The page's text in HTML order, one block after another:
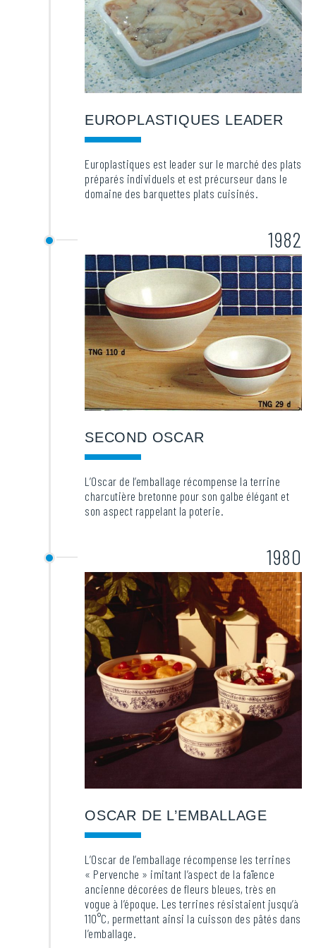
EUROPLASTIQUES LEADER
Europlastiques est leader sur le marché des plats
préparés individuels et est précurseur dans le
domaine des barquettes plats cuisinés.
1982
SECOND OSCAR
L’Oscar de l’emballage récompense la terrine
charcutière bretonne pour son galbe élégant et
son aspect rappelant la poterie.
1980
OSCAR DE L’EMBALLAGE
L’Oscar de l’emballage récompense les terrines
« Pervenche » imitant l’aspect de la faïence
ancienne décorées de fleurs bleues, très en
vogue à l’époque. Les terrines résistaient jusqu’à
110°C, permettant ainsi la cuisson des pâtés dans
l’emballage.